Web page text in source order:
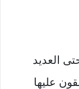
العديد
عليها